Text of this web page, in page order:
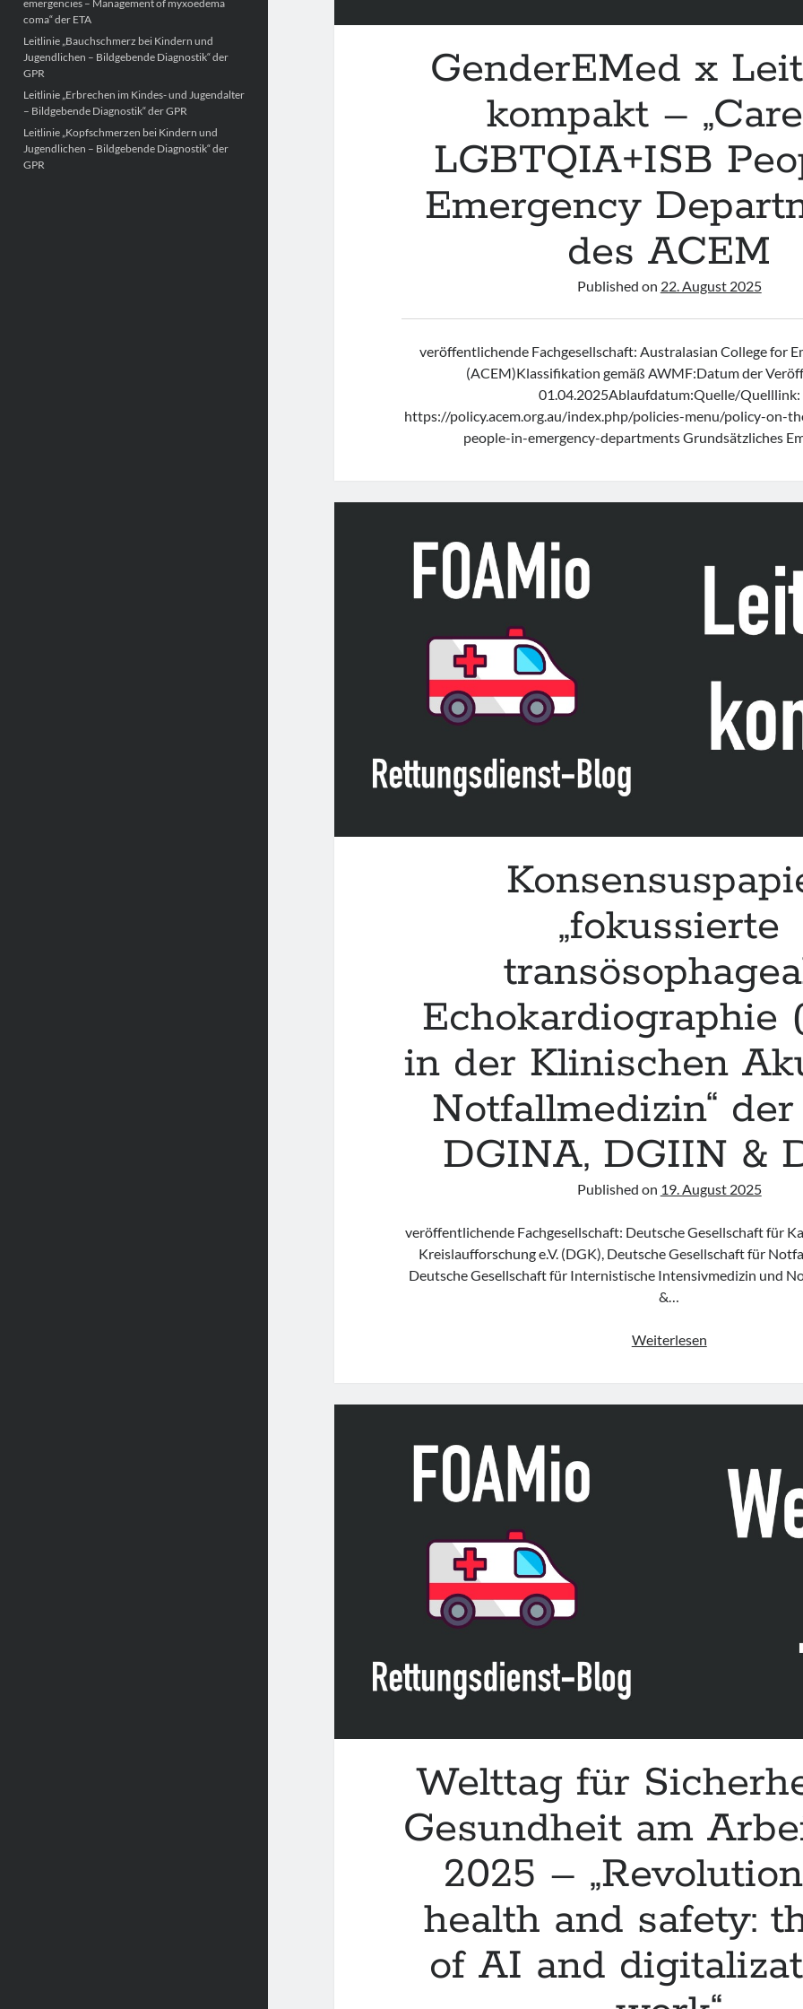
emergencies – Management of myxoedema
coma“ der ETA
Leitlinie „Bauchschmerz bei Kindern und
Jugendlichen – Bildgebende Diagnostik“ der
GPR
Leitlinie „Erbrechen im Kindes- und Jugendalter
– Bildgebende Diagnostik“ der GPR
Leitlinie „Kopfschmerzen bei Kindern und
Jugendlichen – Bildgebende Diagnostik“ der
GPR
GenderEMed x
kompakt –
LGBTQIA+ISB
Emergency
des ACEM
Published on 22. August 2025
veröffentlichende Fachgesellschaft: Australasian College for
(ACEM)Klassifikation gemäß AWMF:Datum der
01.04.2025Ablaufdatum:Quelle/Quelllink:
https://policy.acem.org.au/index.php/policies-menu/policy-on-
people-in-emergency-departments Grundsätzliches
„fokussierte
Echokardiographie
in der Klinischen
Notfallmedizin“
DGINA, DGIIN &
Published on 19. August 2025
veröffentlichende Fachgesellschaft: Deutsche Gesellschaft für
Kreislaufforschung e.V. (DGK), Deutsche Gesellschaft für
Deutsche Gesellschaft für Internistische Intensivmedizin und
&…
Weiterlesen
Klinischen
Akut-
Welttag für
Gesundheit am
2025 –
health and safety:
of AI and